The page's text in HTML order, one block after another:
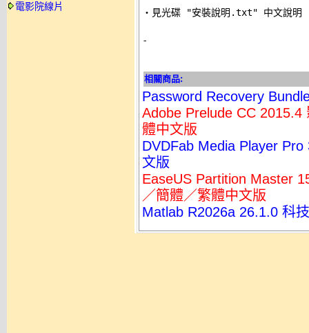
電影院線片
‧見光碟 "安裝說明.txt" 中文說明
-
相關商品:
Password Recovery
Adobe Prelude CC
體中文版
DVDFab Media Player
文版
EaseUS Partition Master
／簡體／繁體中文版
Matlab R2026a 26.1.0 科